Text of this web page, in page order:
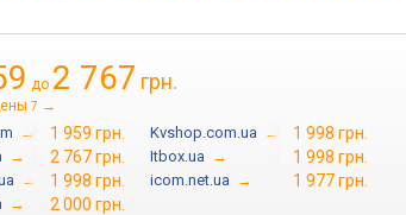
до 2 767 грн.
7 →
→ 1 959 грн. Kvshop.com.ua → 1 998 грн.
→ 2 767 грн. Itbox.ua → 1 998 грн.
→ 1 998 грн. icom.net.ua → 1 977 грн.
→
2 000 грн.